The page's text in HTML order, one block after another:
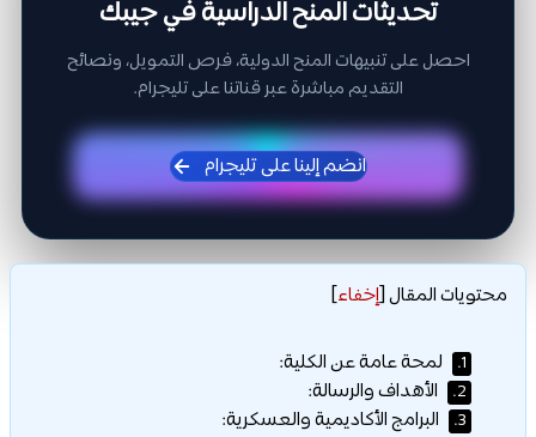
تحديثات المنح الدراسية في جيبك
احصل على تنبيهات المنح الدولية، فرص التمويل، ونصائح
التقديم مباشرة عبر قناتنا على تليجرام.
انضم إلينا على تليجرام
محتويات المقال[إخفاء]
1. لمحة عامة عن الكلية:
2. الأهداف والرسالة:
3. البرامج الأكاديمية والعسكرية: